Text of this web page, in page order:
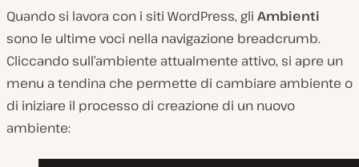
Quando si lavora con i siti WordPress, gli Ambienti
sono le ultime voci nella navigazione breadcrumb.
Cliccando sull’ambiente attualmente attivo, si apre un
menu a tendina che permette di cambiare ambiente o
di iniziare il processo di creazione di un nuovo
ambiente: